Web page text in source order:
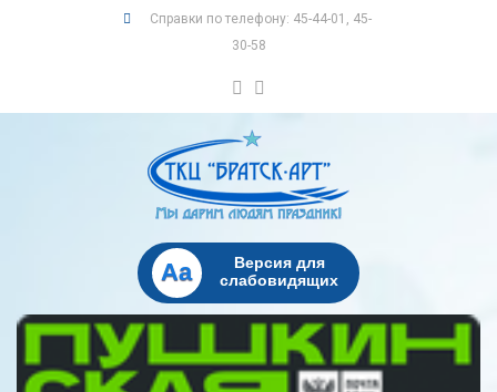
Справки по телефону: 45-44-01, 45-
30-58
Aa
Версия для
слабовидящих